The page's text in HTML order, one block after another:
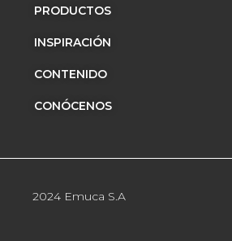
PRODUCTOS
INSPIRACIÓN
CONTENIDO
CONÓCENOS
2024 Emuca S.A